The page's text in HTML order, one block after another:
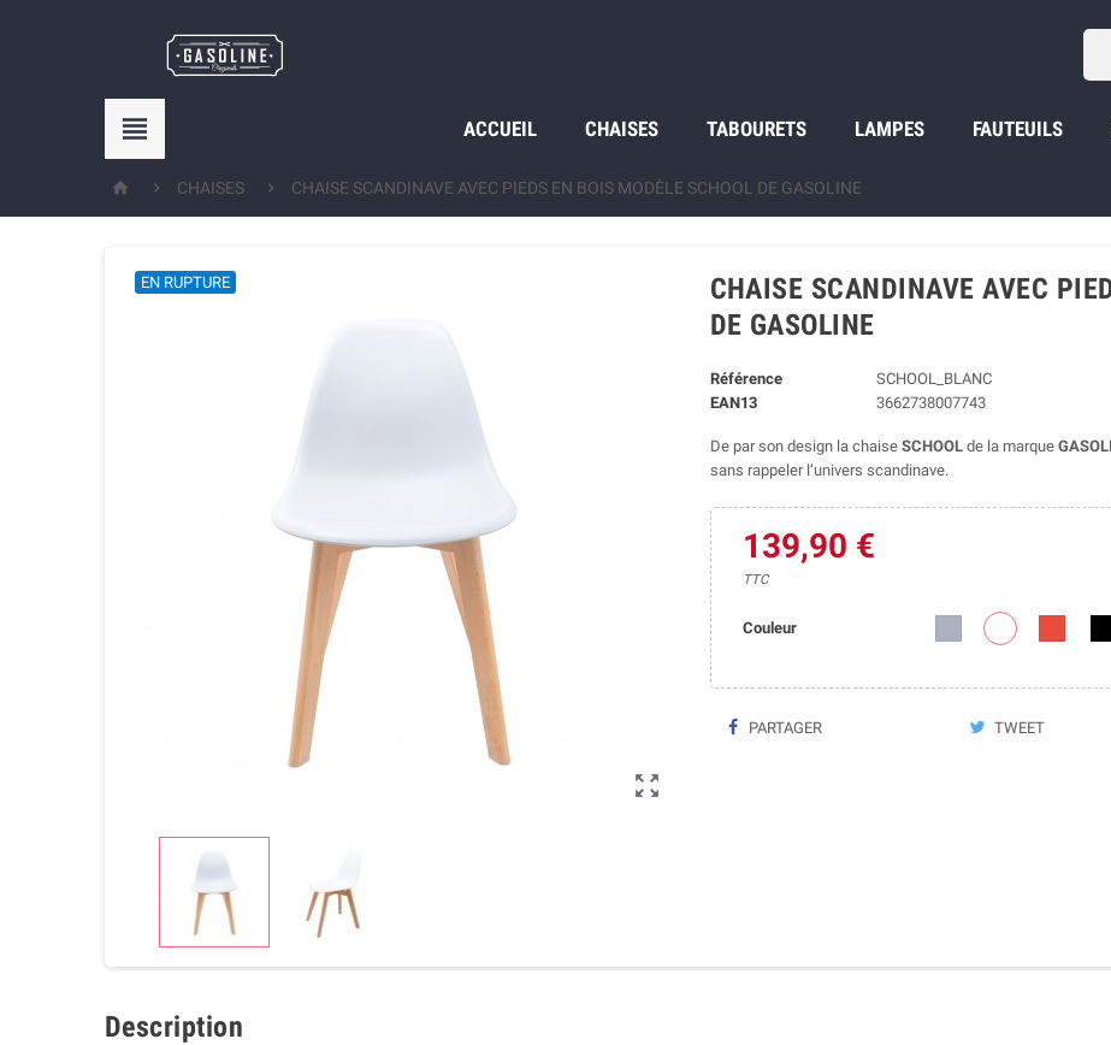
 ACCUEIL CHAISES TABOURETS LAMPES FAUTEUILS
  CHAISES  CHAISE SCANDINAVE AVEC PIEDS EN BOIS MODÈLE SCHOOL DE GASOLINE

EN RUPTURE
CHAISE SCANDINAVE AVEC
DE GASOLINE
Référence
SCHOOL_BLANC
EAN13
3662738007743
De par son design la chaise SCHOOLde la marque
sans rappeler l’univers scandinave.
139,90 €
TTC
Couleur
PARTAGER TWEET
Description